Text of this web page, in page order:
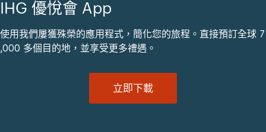
IHG 優悅會 App
使用我們屢獲殊榮的應用程式，簡化您的旅程。直接預訂全球 7
,000 多個目的地，並享受更多禮遇。
立即下載